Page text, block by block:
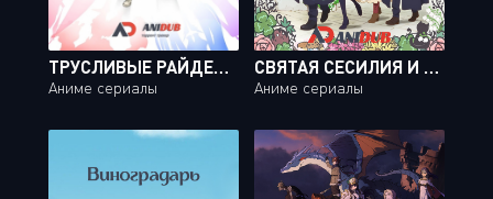
ТРУСЛИВЫЕ РАЙДЕРЫ ЗЕКС / SCARED RIDER XECHS [12 ИЗ 12]
Аниме сериалы
СВЯТАЯ СЕСИЛИЯ И ПАСТОР ЛОУРЕНС / SHIRO SEIJO TO KURO BOKUSHI [12 ИЗ 12]
Аниме сериалы